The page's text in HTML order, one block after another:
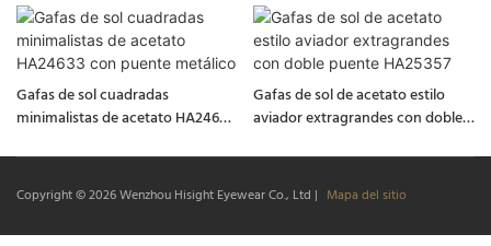
Gafas de sol cuadradas
minimalistas de acetato HA24633
Gafas de sol de acetato estilo
aviador extragrandes con doble
Copyright © 2026Wenzhou Hisight Eyewear Co., Ltd | Mapa del sitio